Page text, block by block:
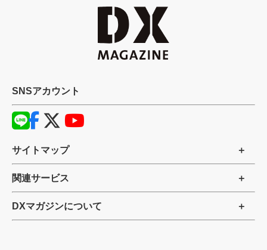
SNSアカウント
サイトマップ
関連サービス
DXマガジンについて